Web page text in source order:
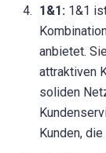
1&1: 1&1
anbietet.
attraktiven
soliden
Kunden,